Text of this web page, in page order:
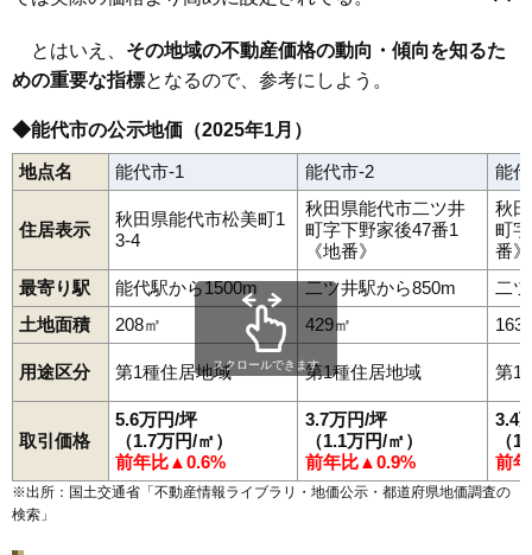
とはいえ、 その地域の不動産価格の動向・傾向を知るた
めの重要な指標となるので、参考にしよう。
◆能代市の公示地価（2025年1月）
地点名 能代市-1 能代市-2 能
住居表示
秋田県能代市松美町1
3-4
秋田県能代市二ツ井
町字下野家後47番1
《地番》
秋
町
番》
最寄り駅
能代駅から1500m 二ツ井駅から850m
二
土地面積
208㎡ 429㎡ 163
用途区分 第1種住居地域 第1種住居地域 第1
取引価格
5.6万円/坪
（1.7万円/㎡）
前年比▲0.6%
3.7万円/坪
（1.1万円/㎡）
前年比▲0.9%
3.4
（
前
スクロールできます
※出所：国土交通省「不動産情報ライブラリ・地価公示・都道府県地価調査の
検索 」
景林町御指南町 栄町昭南町末広町 須田住吉町
二ツ井町切石二ツ井町小繋二ツ井町二ツ井町荷上場朴瀬
真壁地松美町緑町 明治町 元町